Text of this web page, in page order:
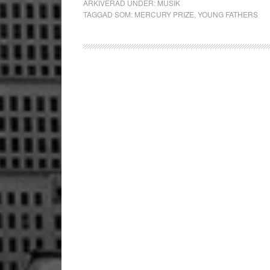
ARKIVERAD UNDER: MUSIK
TAGGAD SOM: MERCURY PRIZE YOUNG FATHERS